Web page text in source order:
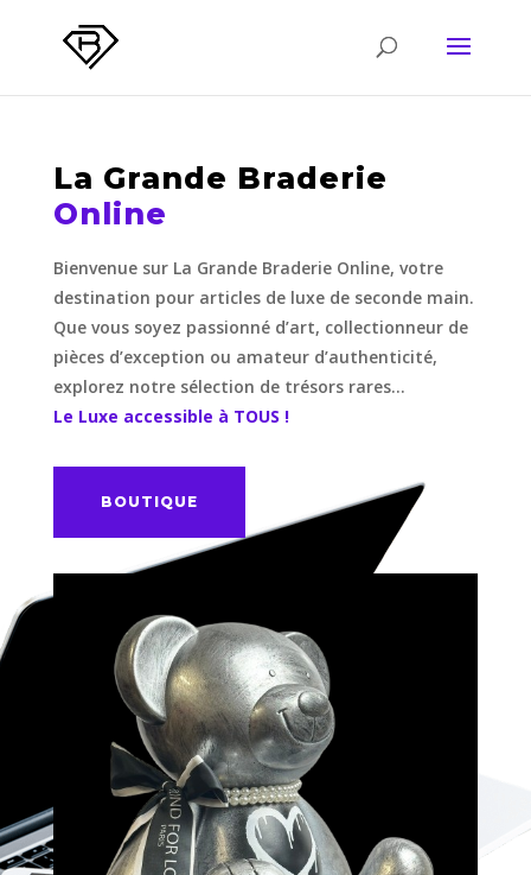
La Grande Braderie
Online
Bienvenue sur La Grande Braderie Online, votre
destination pour articles de luxe de seconde main.
Que vous soyez passionné d’art, collectionneur de
pièces d’exception ou amateur d’authenticité,
explorez notre sélection de trésors rares…
Le Luxe accessible à TOUS !
BOUTIQUE